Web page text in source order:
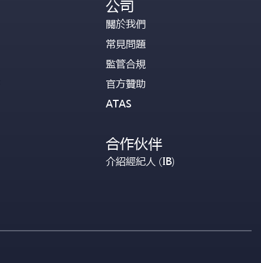
公司
關於我們
常見問題
監管合規
官方贊助
ATAS
合作伙伴
介紹經紀人 (IB)